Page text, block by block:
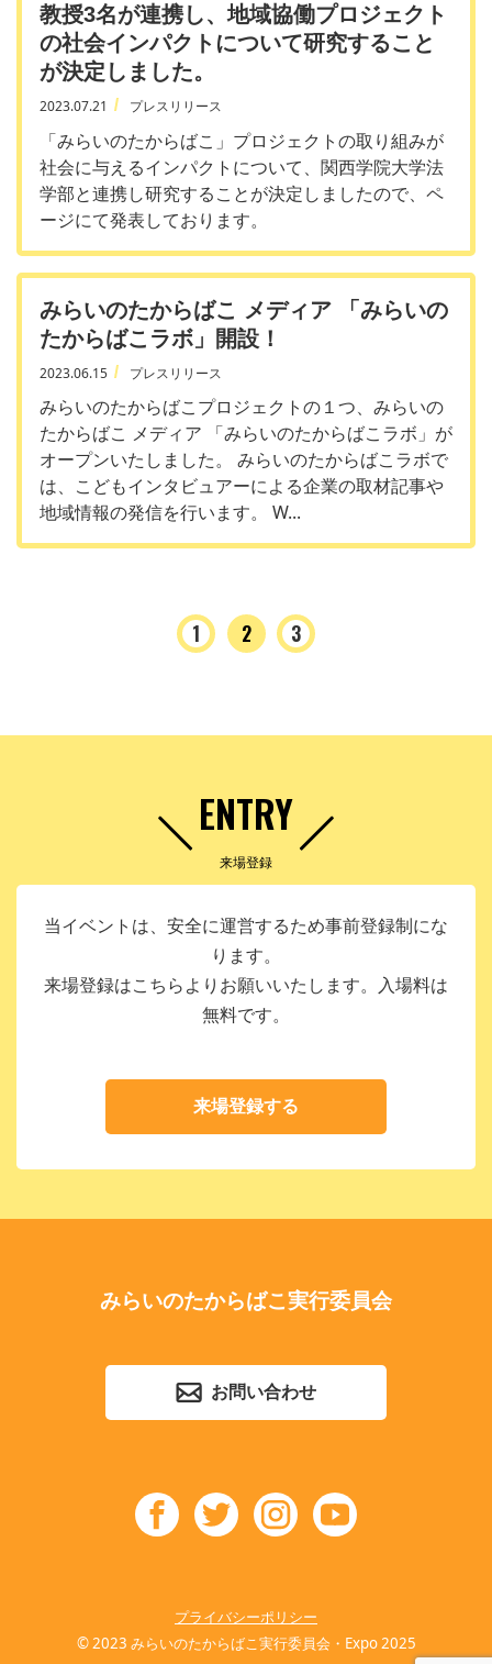
教授3名が連携し、地域協働プロジェクト
の社会インパクトについて研究すること
が決定しました。
2023.07.21 プレスリリース
「みらいのたからばこ」プロジェクトの取り組みが
社会に与えるインパクトについて、関西学院大学法
学部と連携し研究することが決定しましたので、ペ
ージにて発表しております。
みらいのたからばこ メディア 「みらいの
たからばこラボ」開設！
2023.06.15 プレスリリース
みらいのたからばこプロジェクトの１つ、みらいの
たからばこ メディア 「みらいのたからばこラボ」が
オープンいたしました。 みらいのたからばこラボで
は、こどもインタビュアーによる企業の取材記事や
地域情報の発信を行います。 W...
1 2 3
ENTRY
来場登録
当イベントは、安全に運営するため事前登録制にな
ります。
来場登録はこちらよりお願いいたします。入場料は
無料です。
来場登録する
みらいのたからばこ実行委員会
お問い合わせ
プライバシーポリシー
© 2023 みらいのたからばこ実行委員会・Expo 2025